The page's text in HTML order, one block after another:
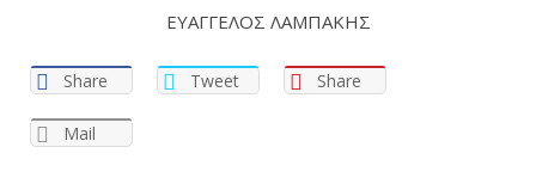
ΕΥΑΓΓΕΛΟΣ ΛΑΜΠΑΚΗΣ
Share Tweet Share
Mail